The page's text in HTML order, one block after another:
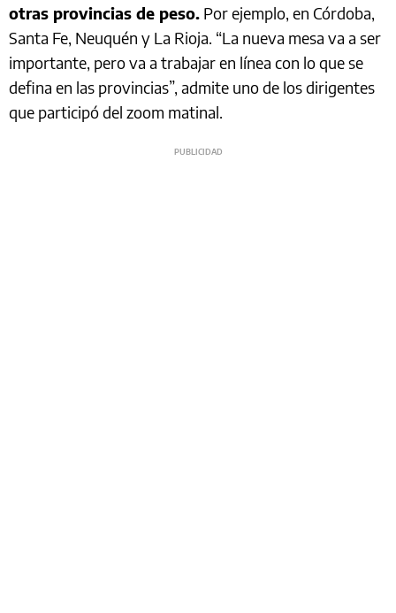
otras provincias de peso. Por ejemplo, en Córdoba,
Santa Fe, Neuquén y La Rioja. “La nueva mesa va a ser
importante, pero va a trabajar en línea con lo que se
defina en las provincias”, admite uno de los dirigentes
que participó del zoom matinal.